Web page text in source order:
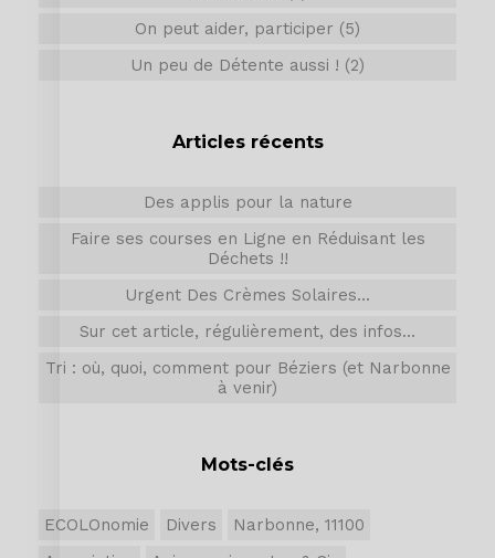
On peut aider, participer (5)
Un peu de Détente aussi ! (2)
Articles récents
Des applis pour la nature
Faire ses courses en Ligne en Réduisant les
Déchets !!
Urgent Des Crèmes Solaires...
Sur cet article, régulièrement, des infos...
Tri : où, quoi, comment pour Béziers (et Narbonne
à venir)
Mots-clés
ECOLOnomie Divers
Narbonne, 11100